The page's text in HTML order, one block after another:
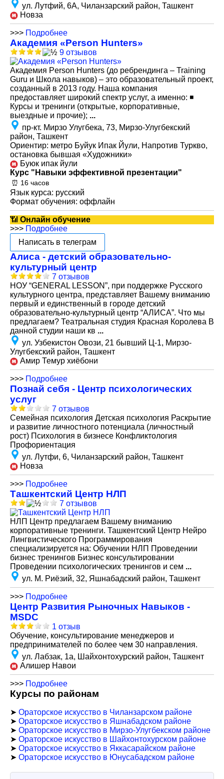
ул. Лутфий, 6А, Чиланзарский район, Ташкент
Новза
>>> Подробнее
Академия «Person Hunters»
9 отзывов
Академия Person Hunters (до ребрендинга – Training
Guru и Школа навыков) – это образовательный проект,
созданный в 2013 году. Наша компания
предоставляет широкий спектр услуг, а именно: ◾
Курсы и тренинги (открытые, корпоративные,
выездные и прочие); ...
пр-кт. Мирзо Улугбека, 73, Мирзо-Улугбекский
район, Ташкент
Ориентир: метро Буйук Ипак Йули, Напротив Туркво,
остановка бывшая «Художники»
Буюк ипак йули
Курс "Навыки эффективной презентации"
⏰ 16 часов
Язык курса: русский
Формат обучения: оффлайн
📶 Онлайн обучение
>>> Подробнее
Написать в телеграм
Алиса - детский образовательно-
культурный центр
7 отзывов
НОУ “GENERAL LESSON”, при поддержке Русского
культурного центра, представляет Вашему вниманию
первый и единственный в городе детский
образовательно-культурный центр “АЛИСА”. Что мы
предлагаем? Театральная студия Красная Королева В
данной студии наши кв ...
ул. Узбекистон Овози, 21 бывший Ц-1, Мирзо-
Улугбекский район, Ташкент
Амир Темур хиёбони
>>> Подробнее
Познай себя - Центр психологических
услуг
7 отзывов
Семейная психология Детская психология Раскрытие
и развитие личностного потенциала (личностный
рост) Психология в бизнесе Конфликтология
Профориентация
ул. Лутфи, 6, Чиланзарский район, Ташкент
Новза
>>> Подробнее
Ташкентский Центр НЛП
7 отзывов
НЛП Центр предлагаем Вашему вниманию
корпоративные тренинги. Ташкентский Центр Нейро
Лингвистического Программирования
специализируется на: Обучении НЛП Проведении
бизнес тренингов Бизнес консультировании
Проведении психологических тренингов и сем ...
ул. М. Риёзий, 32, Яшнабадский район, Ташкент
>>> Подробнее
Центр Развития Рыночных Навыков -
MSDC
1 отзыв
Обучение, консультирование менеджеров и
предпринимателей по более чем 30 направления.
ул. Лабзак, 1а, Шайхонтохурский район, Ташкент
Алишер Навои
>>> Подробнее
Курсы по районам
➤ Ораторское искусство в Чиланзарском районе
➤ Ораторское искусство в Яшнабадском районе
➤ Ораторское искусство в Мирзо-Улугбекском районе
➤ Ораторское искусство в Шайхонтохурском районе
➤ Ораторское искусство в Яккасарайском районе
➤ Ораторское искусство в Юнусабадском районе